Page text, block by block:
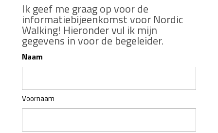
Ik geef me graag op voor de
informatiebijeenkomst voor Nordic
Walking! Hieronder vul ik mijn
gegevens in voor de begeleider.
Naam
Voornaam